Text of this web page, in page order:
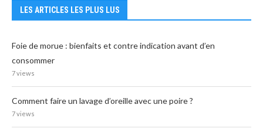
LES ARTICLES LES PLUS LUS
Foie de morue : bienfaits et contre indication avant d’en
consommer
7 views
Comment faire un lavage d’oreille avec une poire ?
7 views